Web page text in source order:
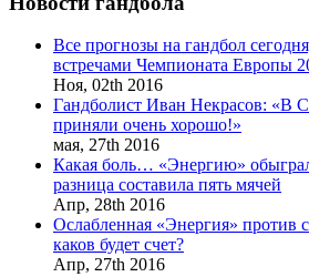
Все прогнозы на гандбол
встречами Чемпионата Европы
Ноя, 02th 2016
Гандболист Иван Некрасов: «В
приняли очень хорошо!»
мая, 27th 2016
Какая боль… «Энергию»
разница составила пять мячей
Апр, 28th 2016
Ослабленная «Энергия»
каков будет счет?
Апр, 27th 2016